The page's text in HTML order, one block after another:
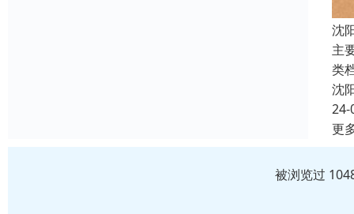
沈
主
类
沈
24-
更
被浏览过